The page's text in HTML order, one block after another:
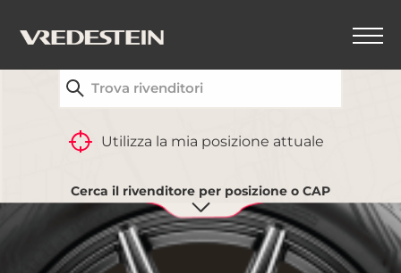
VICINO A TE
Utilizza la mia posizione attuale
Cerca il rivenditore per posizione o CAP